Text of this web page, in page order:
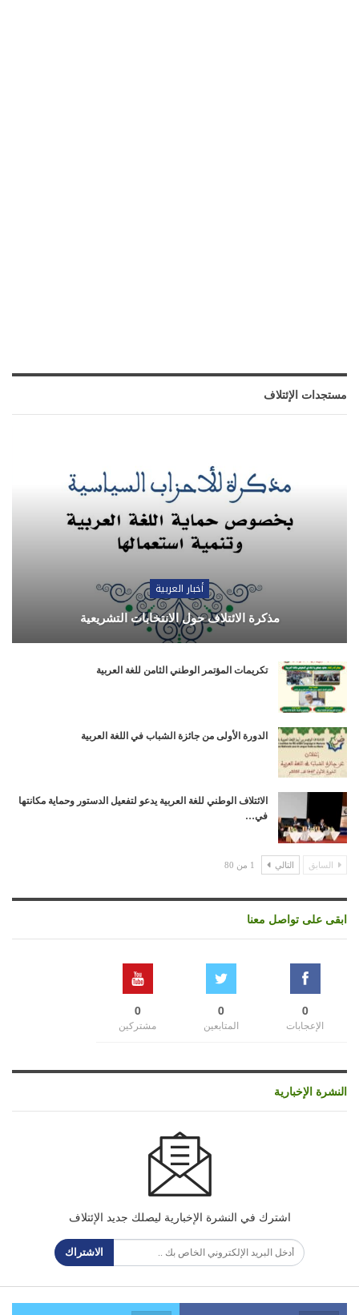
مستجدات الإئتلاف
أخبار العربية
مذكرة الائتلاف حول الانتخابات التشريعية
تكريمات المؤتمر الوطني الثامن للغة العربية
الدورة الأولى من جائزة الشباب في اللغة العربية
الائتلاف الوطني للغة العربية يدعو لتفعيل الدستور وحماية مكانتها
في…
السابق التالي 1 من 80
ابقى على تواصل معنا
0
الإعجابات
0
المتابعين
0
مشتركين
النشرة الإخبارية
اشترك في النشرة الإخبارية ليصلك جديد الإئتلاف
الاشتراك